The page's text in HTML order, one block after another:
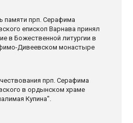
памяти прп. Серафима
епископ Варнава принял
в Божественной литургии в
Дивеевском монастыре
прп. Серафима
в ордынском храме
Купина".